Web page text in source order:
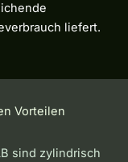
liefert.
Vorteilen
sind zylindrisch